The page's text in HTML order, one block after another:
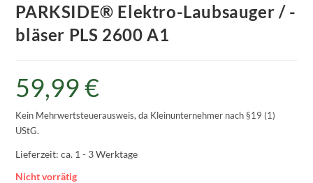
PARKSIDE® Elektro-Laubsauger / -
bläser PLS 2600 A1
59,99€
Kein Mehrwertsteuerausweis, da Kleinunternehmer nach §19 (1)
UStG.
Lieferzeit:ca. 1 - 3 Werktage
Nicht vorrätig